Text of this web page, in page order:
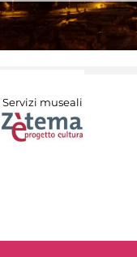
Servizi museali